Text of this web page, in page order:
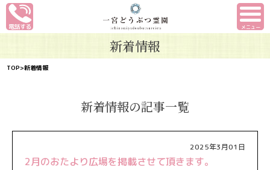
メニュー
新着情報
TOP>新着情報
新着情報の記事一覧
2025年3月01日
2月のおたより広場を掲載させて頂きます。